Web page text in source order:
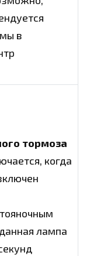
в
тормоза
когда
лампа